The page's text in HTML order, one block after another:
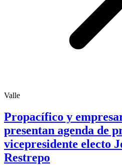
Valle
Propacífico y
presentan agenda de
vicepresidente electo
Restrepo